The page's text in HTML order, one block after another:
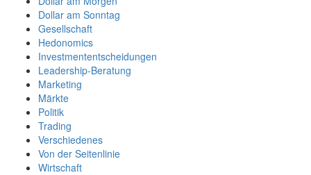
Dollar am Sonntag
Gesellschaft
Hedonomics
Investmententscheidungen
Leadership-Beratung
Marketing
Märkte
Politik
Trading
Verschiedenes
Von der Seitenlinie
Wirtschaft